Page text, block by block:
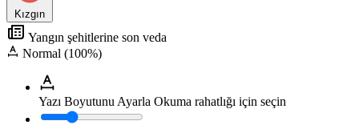
Kızgın
Yangın şehitlerine son veda
Normal (100%)
Yazı Boyutunu Ayarla Okuma rahatlığı için seçin